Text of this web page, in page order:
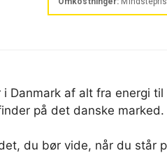
Danmark af alt fra energi
på det danske marked.
du bør vide, når du